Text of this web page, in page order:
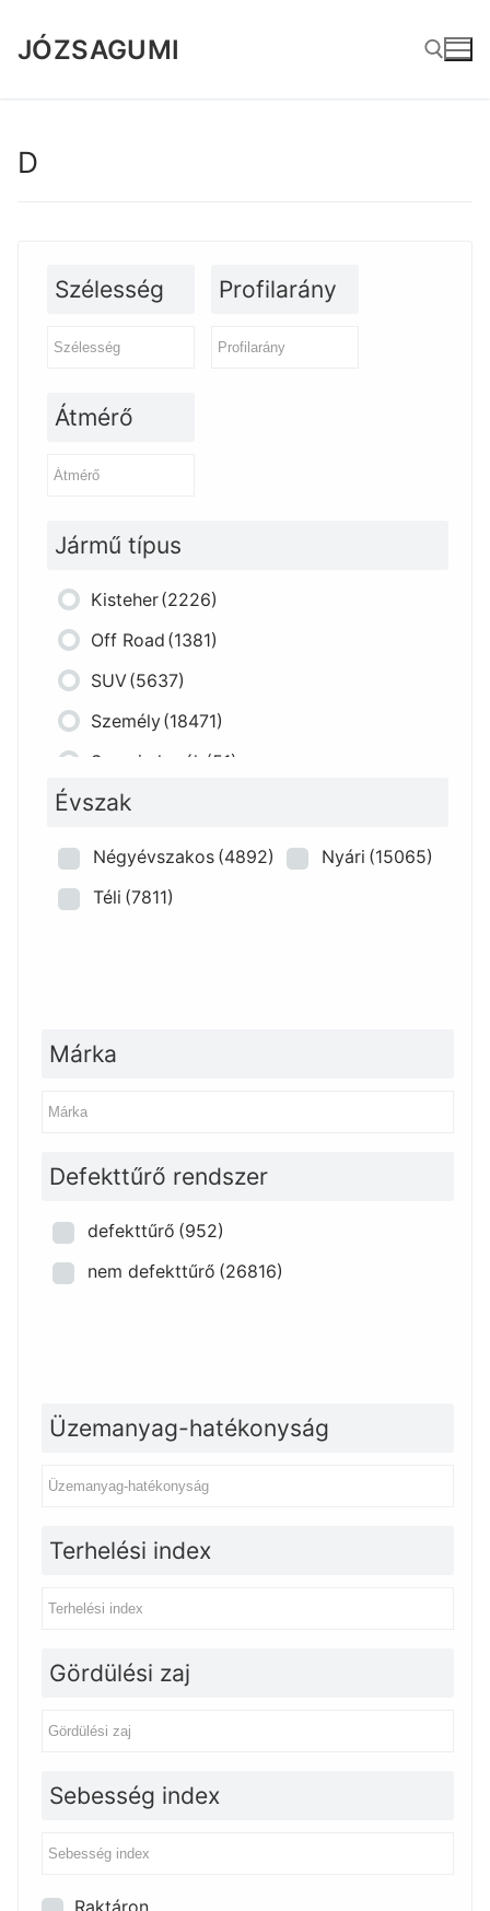
tartalomra
JÓZSAGUMI
D
Szélesség Profilarány
Átmérő
Jármű típus
Kisteher(2226)
Off Road (1381)
SUV(5637)
Személy(18471)
Szerviz kerék (51)
Évszak
Négyévszakos (4892) Nyári (15065)
Téli (7811)
Márka
Defekttűrő rendszer
defekttűrő (952)
nem defekttűrő (26816)
Üzemanyag-hatékonyság
Terhelési index
Gördülési zaj
Sebesség index
Raktáron